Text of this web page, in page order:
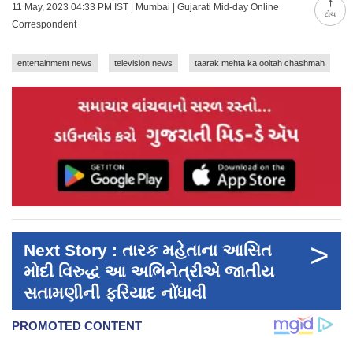
ટોચ
11 May, 2023 04:33 PM IST | Mumbai | Gujarati Mid-day Online
Correspondent
entertainment news television news taarak mehta ka ooltah chashmah
Next Story : તારક મહેતાના આસિત
મોદી વિરુદ્ધ આ અભિનેત્રીએ જાતીય
સતામણીની ફરિયાદ નોંધાવી
>